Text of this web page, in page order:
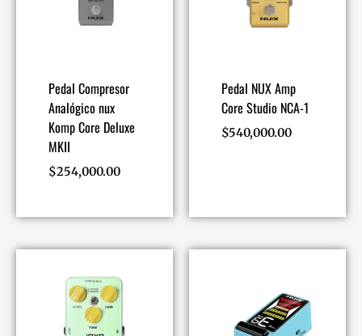
Pedal Compresor
Analógico nux
Komp Core Deluxe
MKII
$254,000.00
Pedal NUX Amp
Core Studio NCA-1
$540,000.00